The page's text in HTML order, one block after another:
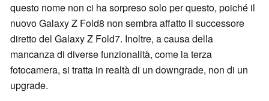
questo nome non ci ha sorpreso solo per questo, poiché il
nuovo Galaxy Z Fold8 non sembra affatto il successore
diretto del Galaxy Z Fold7. Inoltre, a causa della
mancanza di diverse funzionalità, come la terza
fotocamera, si tratta in realtà di un downgrade, non di un
upgrade.